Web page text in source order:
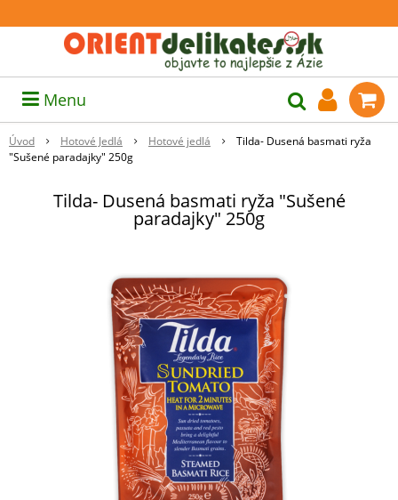
Menu
Úvod Hotové Jedlá Hotové jedlá
Tilda- Dusená basmati ryža
"Sušené paradajky" 250g
Tilda- Dusená basmati ryža "Sušené
paradajky" 250g